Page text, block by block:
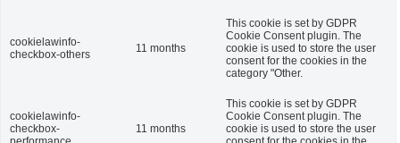
cookielawinfo-
checkbox-others
11 months
This cookie is set by GDPR
Cookie Consent plugin. The
cookie is used to store the user
consent for the cookies in the
category "Other.
cookielawinfo-
checkbox-
11 months
This cookie is set by GDPR
Cookie Consent plugin. The
cookie is used to store the user